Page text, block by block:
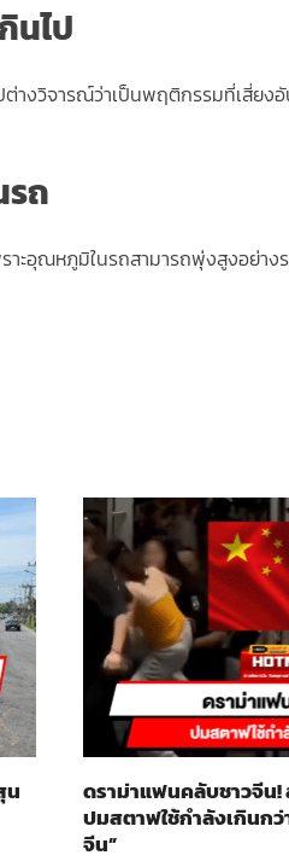
นไป
างวิจารณ์ว่าเป็นพฤติกรรมที่เสี่ยง
รถ
ะอุณหภูมิในรถสามารถพุ่งสูงอย่าง
น
ดราม่าแฟนคลับชาวจีน
ปมสตาฟใช้กำลังเกินก
จีน”